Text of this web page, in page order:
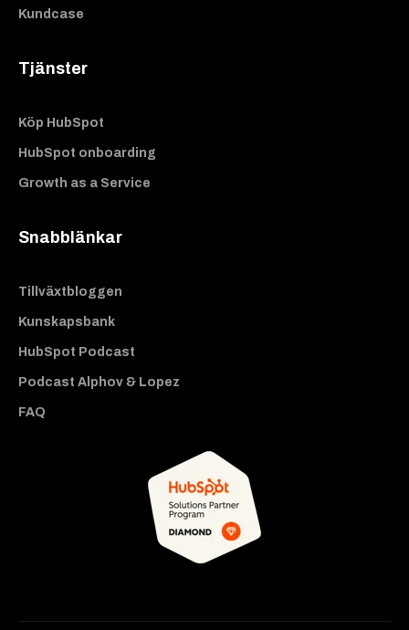
Kundcase
Tjänster
Köp HubSpot
HubSpot onboarding
Growth as a Service
Snabblänkar
Tillväxtbloggen
Kunskapsbank
HubSpot Podcast
Podcast Alphov & Lopez
FAQ